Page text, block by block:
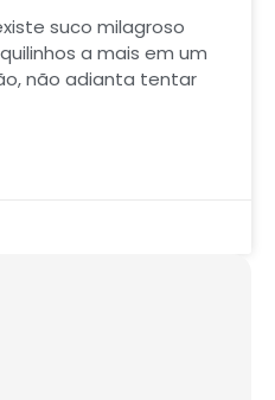
suco milagroso
a mais em um
não adianta tentar